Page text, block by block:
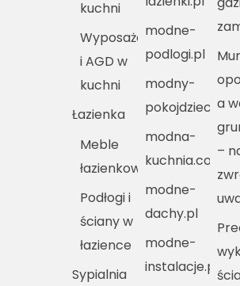
kuchni
Wyposażenie
i AGD w
kuchni
Łazienka
Meble
łazienkowe
Podłogi i
ściany w
łazience
Sypialnia
modne-
podlogi.pl
modny-
pokojdziecka.pl
modna-
kuchnia.com.pl
modne-
dachy.pl
modne-
instalacje.pl
Mur
a
–